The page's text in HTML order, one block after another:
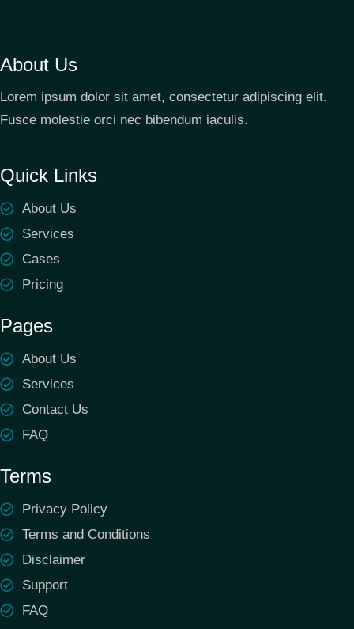
About Us
Lorem ipsum dolor sit amet, consectetur adipiscing elit.
Fusce molestie orci nec bibendum iaculis.
Quick Links
About Us
Services
Cases
Pricing
Pages
About Us
Services
Contact Us
FAQ
Terms
Privacy Policy
Terms and Conditions
Disclaimer
Support
FAQ